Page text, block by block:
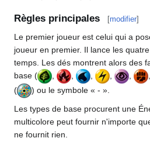
Règles principales [modifier]
Le premier joueur est celui qui a
joueur en premier. Il lance les
temps. Les dés montrent alors des
base (
(
) ou le symbole « - ».
Les types de base procurent une
multicolore peut fournir n'importe
ne fournit rien.